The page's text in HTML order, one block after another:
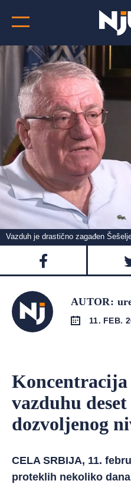
Vazduh je drastično zagađen
AUTOR:
11. FEB.
Koncentracija
vazduhu
dozvoljenog
CELA SRBIJA, 11.
proteklih nekoliko